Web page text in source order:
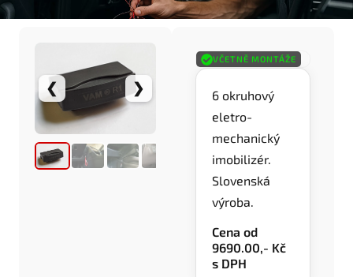
❮ ❯
VČETNĚ MONTÁŽE
6 okruhový
eletro-
mechanický
imobilizér.
Slovenská
výroba.
Cena od
9690.00,- Kč
s DPH